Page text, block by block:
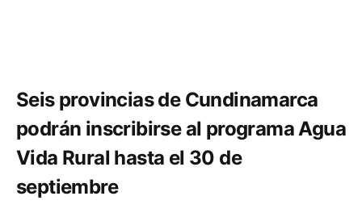
Seis provincias de Cundinamarca
podrán inscribirse al programa Agua
Vida Rural hasta el 30 de
septiembre